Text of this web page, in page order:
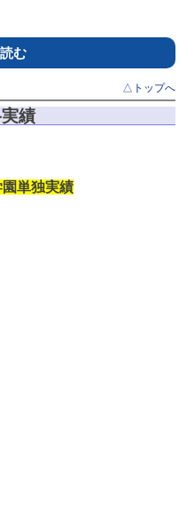
む
△トップへ
績
単独実績